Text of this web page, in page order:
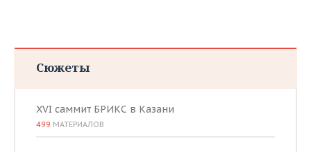
Сюжеты
XVI саммит БРИКС в Казани
499 МАТЕРИАЛОВ